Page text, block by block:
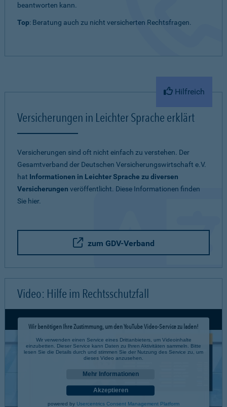
beantworten kann.
Top: Beratung auch zu nicht versicherten Rechtsfragen.
Hilfreich
Versicherungen in Leichter Sprache erklärt
Versicherungen sind oft nicht einfach zu verstehen. Der
Gesamtverband der Deutschen Versicherungswirtschaft e.V.
hat Informationen in Leichter Sprache zu diversen
Versicherungen veröffentlicht. Diese Informationen finden
Sie hier.
zum GDV-Verband
Video: Hilfe im Rechtsschutzfall
Wir benötigen Ihre Zustimmung, um den YouTube Video-Service zu laden!
Wir verwenden einen Service eines Drittanbieters, um Videoinhalte
einzubetten. Dieser Service kann Daten zu Ihren Aktivitäten sammeln. Bitte
lesen Sie die Details durch und stimmen Sie der Nutzung des Service zu, um
dieses Video anzusehen.
Mehr Informationen
Akzeptieren
powered by Usercentrics Consent Management Platform